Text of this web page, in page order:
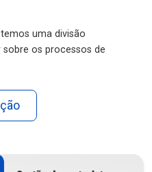
uma divisão
sobre os processos de